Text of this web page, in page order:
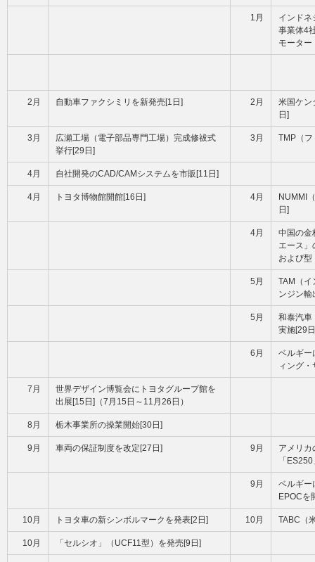
1月
インドネ
事業体4
モーター
2月 自動車ファクシミリを新発売[1日] 2月
米国ケン
日]
3月
広瀬工場（電子部品専門工場）完成修祓式
挙行[29日]
3月 TMP（
4月 自社開発のCAD/CAMシステムを市販[11日]
4月 トヨタ博物館開館[16日] 4月
NUMMI
日]
4月
中国の金
エース」
および型
5月
TAM（
ンジン輸
5月
和泰汽車
実施[29
6月
ベルギー
ィング
7月
世界デザイン博覧会にトヨタグループ館を
出展[15日]（7月15日～11月26日）
8月 栃木事業所の操業開始[30日]
9月 車両の保証制度を改定[27日] 9月
アメリ
「
9月
ベルギー
EPOCを
10月 トヨタ車の新シンボルマークを発表[2日] 10月 TABC（
10月 「セルシオ」（UCF11型）を発売[9日]